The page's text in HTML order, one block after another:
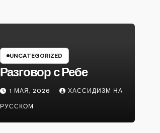
UNCATEGORIZED
Разговор с Ребе
1 МАЯ, 2026
ХАССИДИЗМ НА
РУССКОМ